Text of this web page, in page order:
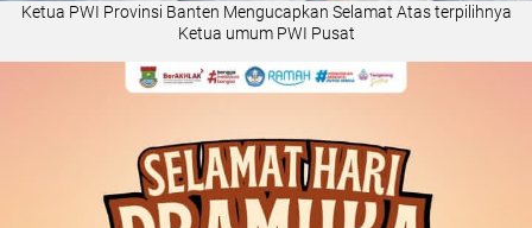
Ketua PWI Provinsi Banten Mengucapkan Selamat Atas terpilihnya
Ketua umum PWI Pusat